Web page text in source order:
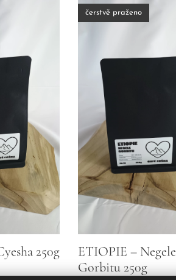
250g
ETIOPIE – Negele
Gorbitu 250g
čerstvě praženo